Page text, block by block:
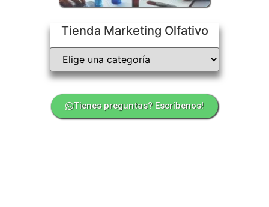
Tienda Marketing Olfativo
Tienes preguntas? Escríbenos!